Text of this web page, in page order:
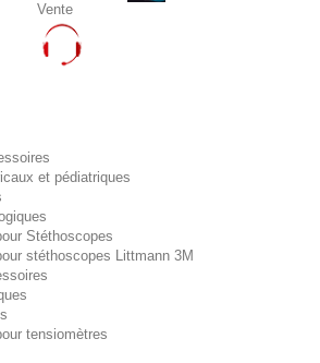
Vente
et pédiatriques
Stéthoscopes
stéthoscopes Littmann 3M
tensiomètres